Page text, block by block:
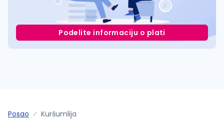
Podelite informaciju o plati
Posao Kuršumlija